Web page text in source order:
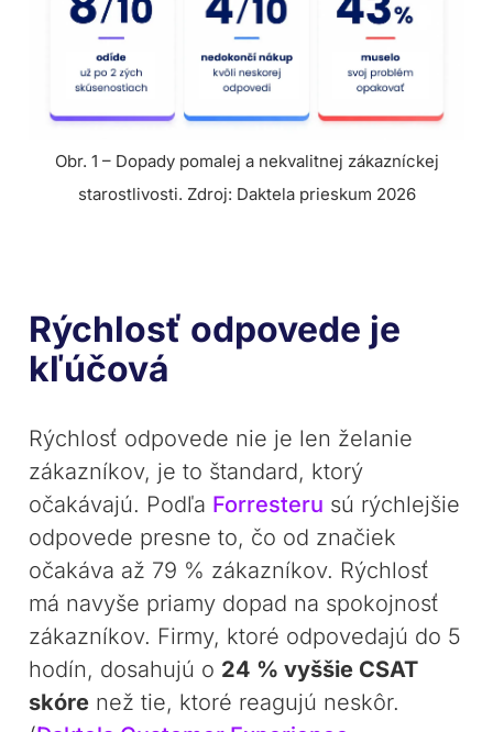
Obr. 1 – Dopady pomalej a nekvalitnej zákazníckej
starostlivosti. Zdroj: Daktela prieskum 2026
Rýchlosť odpovede je
kľúčová
Rýchlosť odpovede nie je len želanie
zákazníkov, je to štandard, ktorý
očakávajú. Podľa Forresteru sú rýchlejšie
odpovede presne to, čo od značiek
očakáva až 79 % zákazníkov. Rýchlosť
má navyše priamy dopad na spokojnosť
zákazníkov. Firmy, ktoré odpovedajú do 5
hodín, dosahujú o 24 % vyššie CSAT
skóre než tie, ktoré reagujú neskôr.